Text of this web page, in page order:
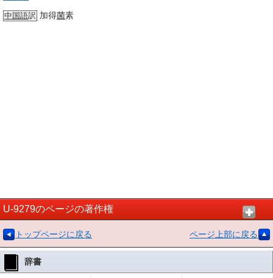
中国語訳 加得菌素
U-9279のページの著作権
トップページに戻る ページ上部に戻る
辞書